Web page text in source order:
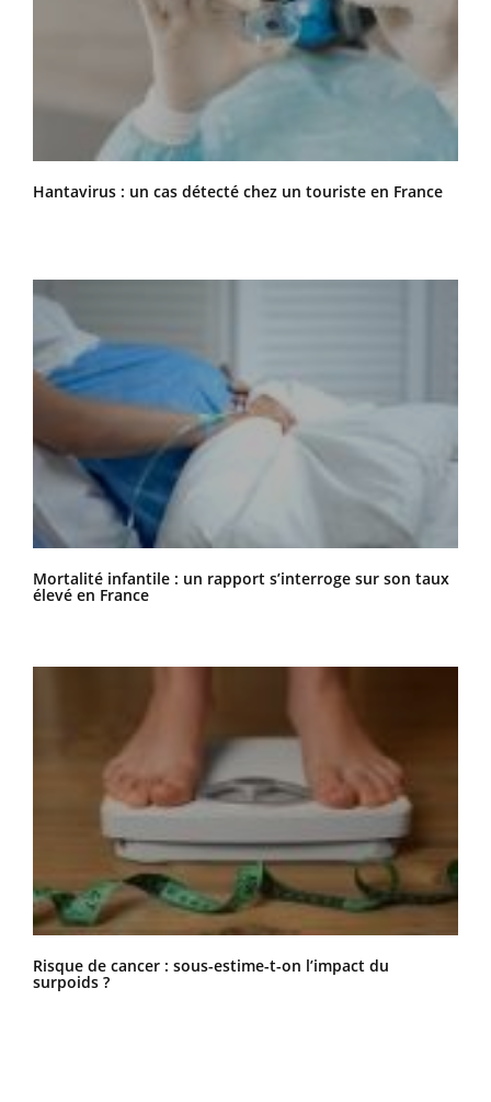
Hantavirus : un cas détecté chez un touriste en France
Mortalité infantile : un rapport s’interroge sur son taux
élevé en France
Risque de cancer : sous-estime-t-on l’impact du
surpoids ?